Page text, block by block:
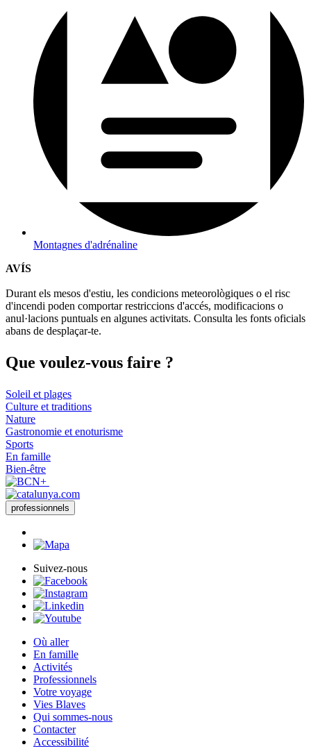
Montagnes d'adrénaline
AVÍS
Durant els mesos d'estiu, les condicions meteorològiques o el risc
d'incendi poden comportar restriccions d'accés, modificacions o
anul·lacions puntuals en algunes activitats. Consulta les fonts oficials
abans de desplaçar-te.
Que voulez-vous faire ?
Soleil et plages
Culture et traditions
Nature
Gastronomie et enoturisme
Sports
En famille
Bien-être
professionnels
Suivez-nous
Où aller
En famille
Activités
Professionnels
Votre voyage
Vies Blaves
Qui sommes-nous
Contacter
Accessibilité